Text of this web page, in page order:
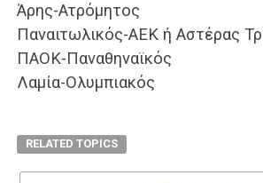
Άρης-Ατρόμητος
Παναιτωλικός-ΑΕΚ ή Αστέρας
ΠΑΟΚ-Παναθηναϊκός
Λαμία-Ολυμπιακός
RELATED TOPICS